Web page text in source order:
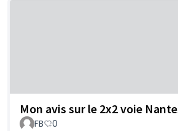
Mon avis sur le 2x2 voie
FB 0